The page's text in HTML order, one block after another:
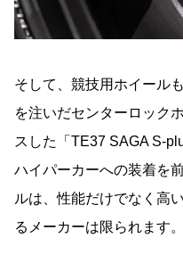
そして、競技用ホイール
を注いだセンターロック
スした「TE37 SAGA S-
ハイパーカーへの装着を
ルは、性能だけでなく高
るメーカーは限られます。